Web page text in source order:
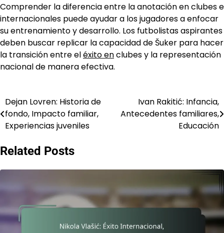
Comprender la diferencia entre la anotación en clubes e
internacionales puede ayudar a los jugadores a enfocar
su entrenamiento y desarrollo. Los futbolistas aspirantes
deben buscar replicar la capacidad de Šuker para hacer
la transición entre eléxito enclubes y la representación
nacional de manera efectiva.
Post
navigation
Dejan Lovren: Historia de
fondo, Impacto familiar,
Experiencias juveniles
Ivan Rakitić: Infancia,
Antecedentes familiares,
Educación
Related Posts